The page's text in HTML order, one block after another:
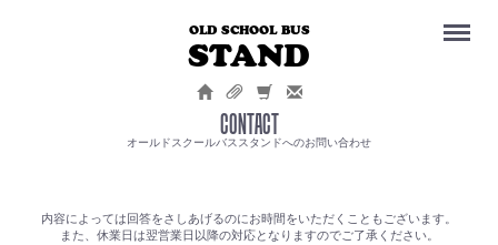
OLD SCHOOL BUS
STAND
CONTACT
オールドスクールバススタンドへのお問い合わせ
内容によっては回答をさしあげるのにお時間をいただくこともございます。
また、休業日は翌営業日以降の対応となりますのでご了承ください。